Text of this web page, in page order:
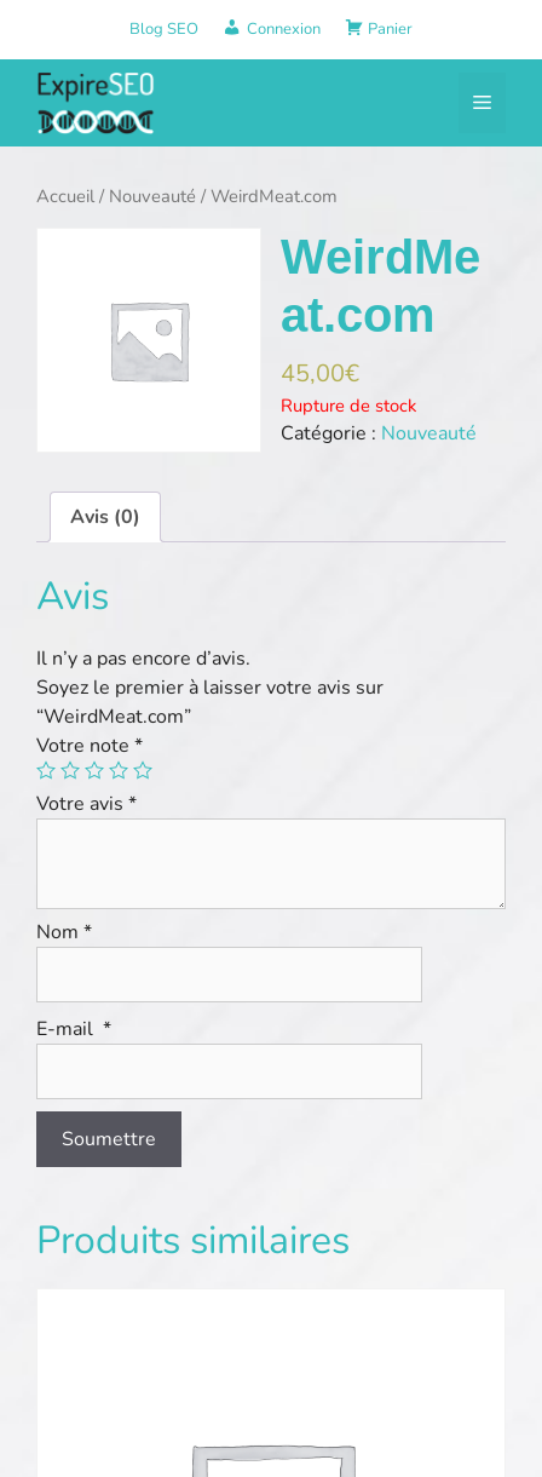
contenu
Blog SEO Connexion Panier
Menu
Accueil/ Nouveauté / WeirdMeat.com
WeirdMe
at.com
45,00€
Rupture de stock
Catégorie : Nouveauté
Avis (0)
Avis
Il n’y a pas encore d’avis.
Soyez le premier à laisser votre avis sur
“WeirdMeat.com”
Votre note *
Votre avis *
Nom *
E-mail *
Produits similaires